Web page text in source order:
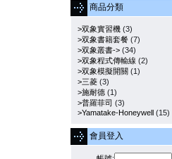
商品分類
>双象實習機(3)
>双象書籍套餐(7)
>双象叢書->(34)
>双象程式傳輸線 (2)
>双象模擬開關(1)
>三菱(3)
>施耐德(1)
>普羅菲司 (3)
>Yamatake-Honeywell(15)
會員登入